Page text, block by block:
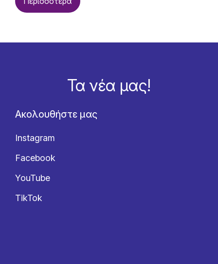
Τα νέα μας!
Ακολουθήστε μας
Instagram
Facebook
YouTube
TikTok